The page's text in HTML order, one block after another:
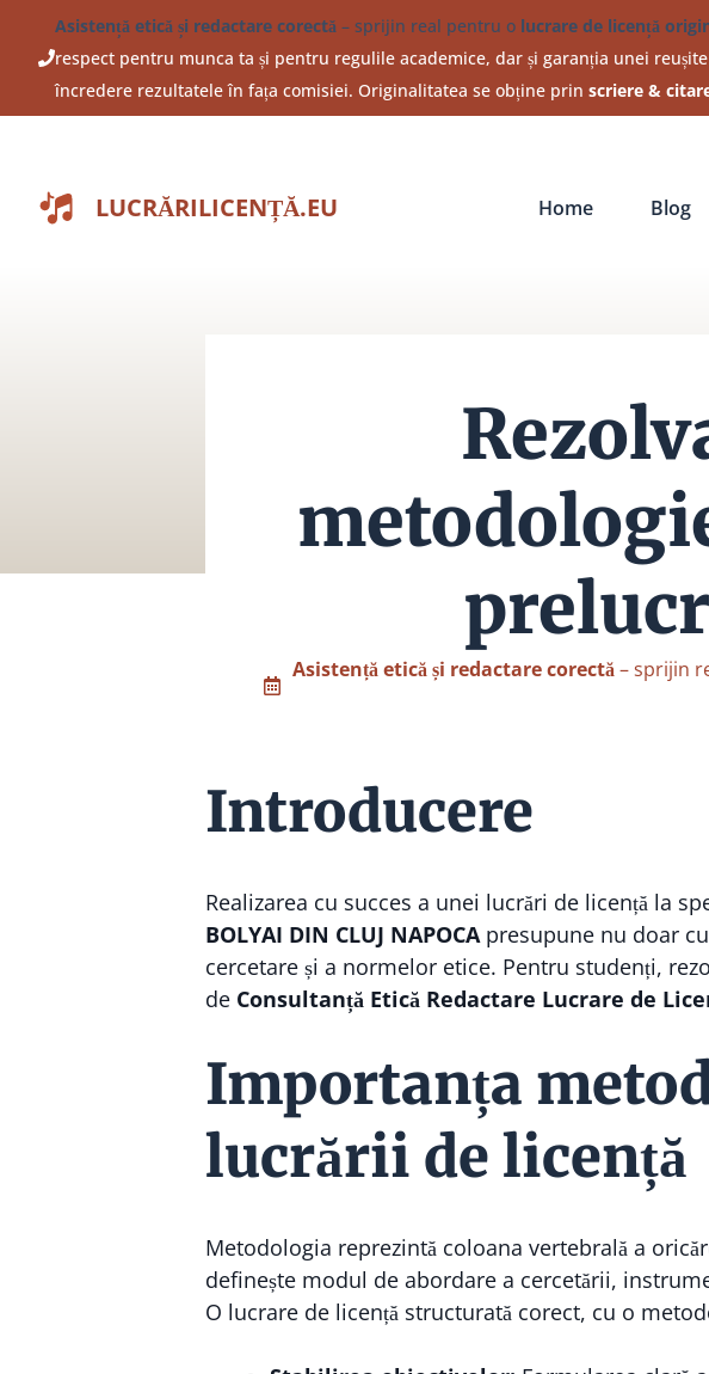
conținut
Asistență etică și redactare corectă– sprijin real pentru o lucrare de licență
respect pentru munca ta și pentru regulile academice, dar și garanția unei
încredere rezultatele în fața comisiei. Originalitatea se obține prinscriere &
LUCRĂRILICENȚĂ.EU Home Blog
Asistență etică și redactare corectă– sprijin
Introducere
Realizarea cu succes a unei lucrări de licență la
BOLYAI DIN CLUJ NAPOCApresupune nu doar
cercetare și a normelor etice. Pentru studenți,
de Consultanță Etică Redactare Lucrare de
Importanța
lucrării de licență
Metodologia reprezintă coloana vertebrală a
definește modul de abordare a cercetării,
O lucrare de licență structurată corect, cu o